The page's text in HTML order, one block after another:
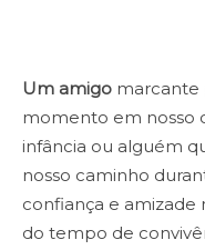
Um amigo marcante
momento em nosso
infância ou alguém
nosso caminho
confiança e
do tempo de